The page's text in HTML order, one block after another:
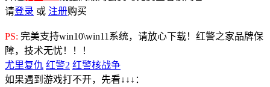
请登录 或 注册购买
PS: 完美支持win10\win11系统，请放心下载！红警之家品牌保
障，技术无忧！！！
尤里复仇 红警2 红警核战争
如果遇到游戏打不开，先看↓↓↓：